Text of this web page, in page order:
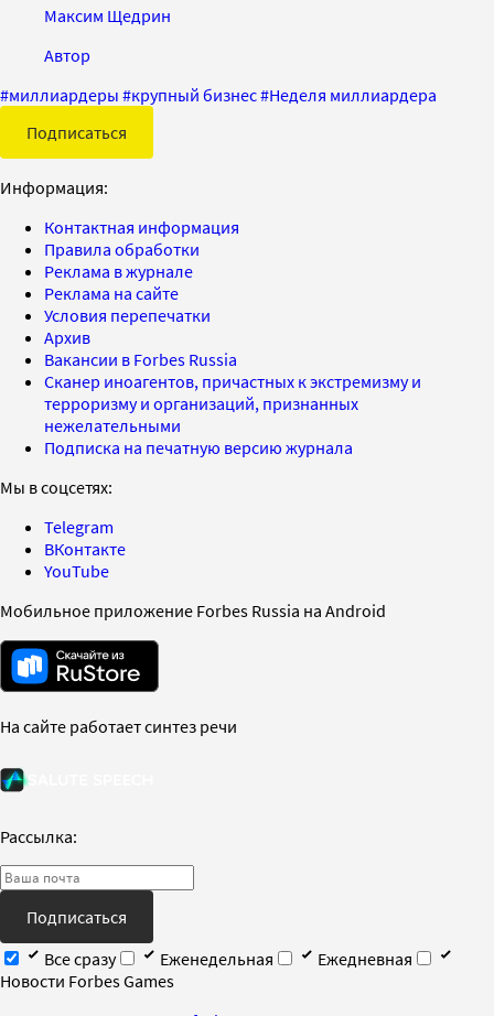
Максим Щедрин
Автор
#миллиардеры #крупный бизнес#Неделя миллиардера
Подписаться
Информация:
Контактная информация
Правила обработки
Реклама в журнале
Реклама на сайте
Условия перепечатки
Архив
Вакансии в Forbes Russia
Сканер иноагентов, причастных к экстремизму и
терроризму и организаций, признанных
нежелательными
Подписка на печатную версию журнала
Мы в соцсетях:
Telegram
ВКонтакте
YouTube
Мобильное приложение Forbes Russia на Android
На сайте работает синтез речи
Рассылка:
Подписаться
Все сразу
Еженедельная
Ежедневная
Новости Forbes Games